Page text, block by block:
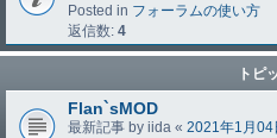
Posted in フォーラムの使い方
返信数: 4
トピ
Flan`sMOD
最新記事 by iida « 2021年1月04